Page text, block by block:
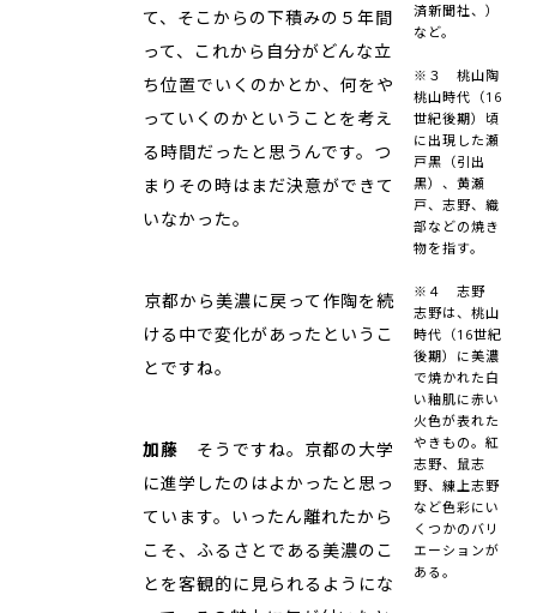
て、そこからの下積みの５年間
って、これから自分がどんな立
ち位置でいくのかとか、何をや
っていくのかということを考え
る時間だったと思うんです。つ
まりその時はまだ決意ができて
いなかった。
――京都から美濃に戻って作陶を続
ける中で変化があったというこ
とですね。
加藤 そうですね。京都の大学
に進学したのはよかったと思っ
ています。いったん離れたから
こそ、ふるさとである美濃のこ
とを客観的に見られるようにな
済新聞社、）
など。
※３ 桃山陶
桃山時代（16
世紀後期）頃
に出現した瀬
戸黒（引出
黒）、黄瀬
戸、志野、織
部などの焼き
物を指す。
※４ 志野
志野は、桃山
時代（16世紀
後期）に美濃
で焼かれた白
い釉肌に赤い
火色が表れた
やきもの。紅
志野、鼠志
野、練上志野
など色彩にい
くつかのバリ
エーションが
ある。